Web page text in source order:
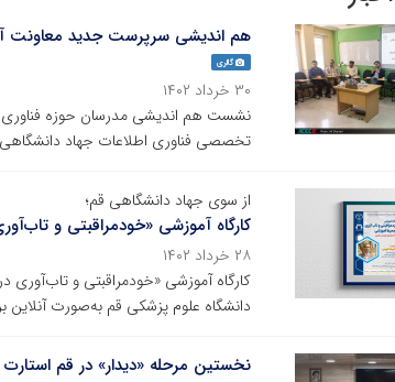
هم اندیشی سرپرست جدید معاونت
گالری
۳۰ خرداد ۱۴۰۲
نشست هم اندیشی مدرسان حوزه فناوری
تخصصی فناوری اطلاعات جهاد دانشگاهی
از سوی جهاد دانشگاهی قم؛
کارگاه آموزشی «خودمراقبتی و
۲۸ خرداد ۱۴۰۲
کارگاه آموزشی «خودمراقبتی و
دانشگاه علوم پزشکی قم به‌صورت آنلاین
نخستین مرحله «دیدار» در قم